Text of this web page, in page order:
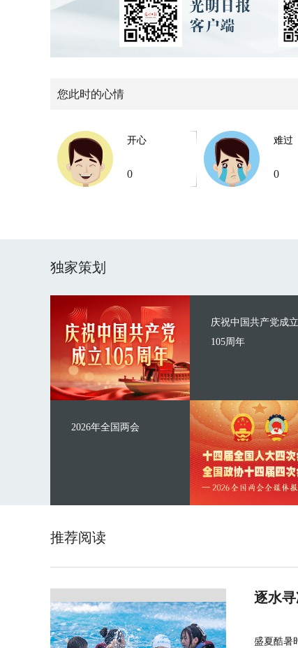
您此时的心情
开心
0
难过
0
独家策划
庆祝中国共产党成立
105周年
2026年全国两会
推荐阅读
逐水
盛夏酷暑